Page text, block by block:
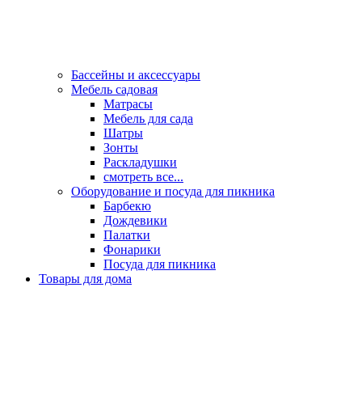
Бассейны и аксессуары
Мебель садовая
Матрасы
Мебель для сада
Шатры
Зонты
Раскладушки
смотреть все...
Оборудование и посуда для пикника
Барбекю
Дождевики
Палатки
Фонарики
Посуда для пикника
Товары для дома